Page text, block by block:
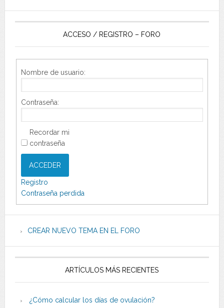
ACCESO / REGISTRO – FORO
Nombre de usuario:
Contraseña:
Recordar mi
contraseña
ACCEDER
Registro
Contraseña perdida
CREAR NUEVO TEMA EN EL FORO
ARTÍCULOS MÁS RECIENTES
¿Cómo calcular los días de ovulación?